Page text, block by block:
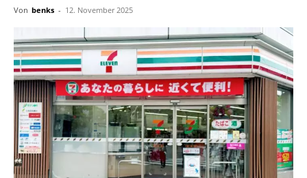
Von benks - 12. November 2025